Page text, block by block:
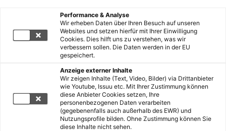
Performance & Analyse
Wir erheben Daten über Ihren Besuch auf unseren
Websites und setzen hierfür mit Ihrer Einwilligung
Cookies. Dies hilft uns zu verstehen, was wir
verbessern sollen. Die Daten werden in der EU
gespeichert.
Anzeige externer Inhalte
Wir zeigen Inhalte (Text, Video, Bilder) via Drittanbieter
wie Youtube, Issuu etc. Mit Ihrer Zustimmung können
diese Anbieter Cookies setzen, Ihre
personenbezogenen Daten verarbeiten
(gegebenenfalls auch außerhalb des EWR) und
Nutzungsprofile bilden. Ohne Zustimmung können Sie
diese Inhalte nicht sehen.